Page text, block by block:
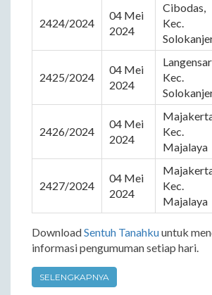
2424/2024
04 Mei
2024
Cibodas,
Kec.
2425/2024
04 Mei
2024
Kec.
2426/2024
04 Mei
2024
Kec.
Majalaya
2427/2024
04 Mei
2024
Kec.
Majalaya
DownloadSentuh Tanahkuuntuk
informasi pengumuman setiap hari.
SELENGKAPNYA